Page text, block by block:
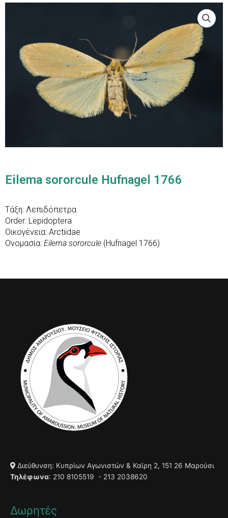
Eilema sororcule Hufnagel 1766
Τάξη: Λεπιδόπετρα
Order: Lepidoptera
Οικογένεια: Arctiidae
Ονομασία: Eilema sororcule (Hufnagel 1766)
Διεύθυνση: Κυπρίων Αγωνιστών & Καϊρη 2, 151 26 Μαρούσι
Τηλέφωνα: 210 8105519 - 213 2038620
Δωρητές